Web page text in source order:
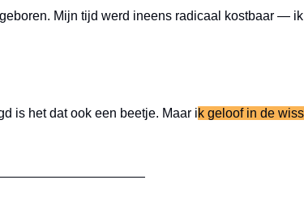
Mijn tijd werd ineens radicaal kostbaar —
is het dat ook een beetje. Maar ik geloof in de